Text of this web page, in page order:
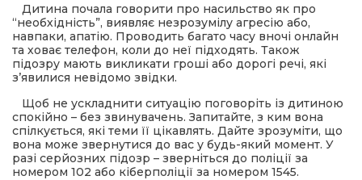
Дитина почала говорити про насильство як про
“необхідність”, виявляє незрозумілу агресію або,
навпаки, апатію. Проводить багато часу вночі онлайн
та ховає телефон, коли до неї підходять. Також
підозру мають викликати гроші або дорогі речі, які
з’явилися невідомо звідки.
Щоб не ускладнити ситуацію поговоріть із дитиною
спокійно – без звинувачень. Запитайте, з ким вона
спілкується, які теми її цікавлять. Дайте зрозуміти, що
вона може звернутися до вас у будь-який момент. У
разі серйозних підозр – зверніться до поліції за
номером 102 або кіберполіції за номером 1545.